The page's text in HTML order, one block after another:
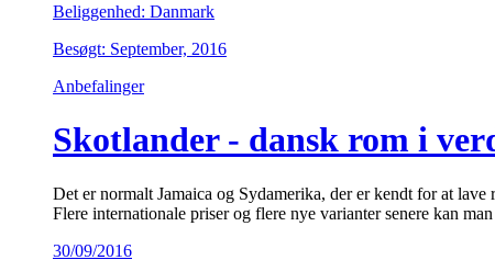
Beliggenhed: Danmark
Besøgt: September, 2016
Anbefalinger
Skotlander - dansk rom i
Det er normalt Jamaica og Sydamerika, der er kendt for at
Flere internationale priser og flere nye varianter senere kan
30/09/2016